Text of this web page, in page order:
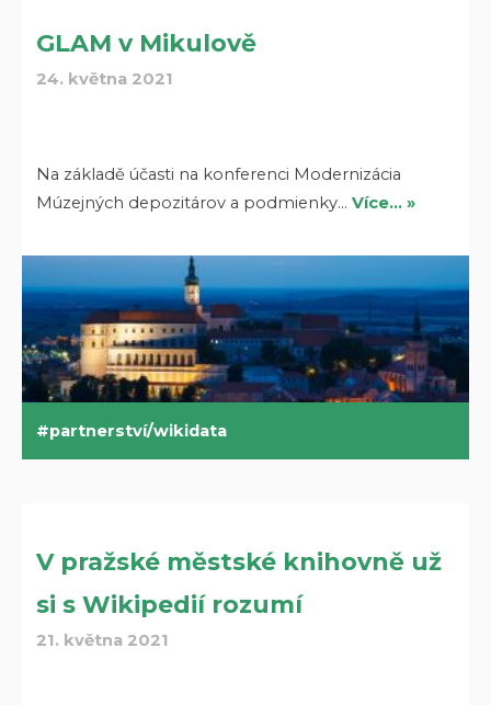
GLAM v Mikulově
24. května 2021
Na základě účasti na konferenci Modernizácia
Múzejných depozitárov a podmienky…Více… »
partnerství/wikidata
V pražské městské knihovně už
si s Wikipedií rozumí
21. května 2021